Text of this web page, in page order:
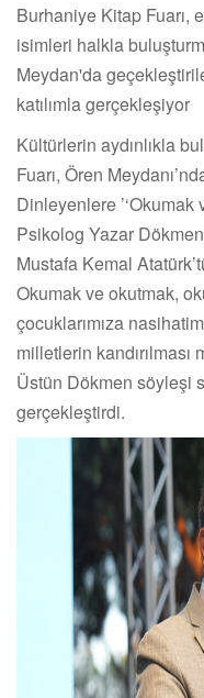
Burhaniye Kitap Fuarı,
isimleri halkla
Meydan'da
katılımla gerçekleşiyor
Kültürlerin aydınlıkla
Fuarı, Ören
Dinleyenlere ‘’Okumak
Psikolog Yazar
Mustafa Kemal Atatürk’
Okumak ve okutmak,
çocuklarımıza
milletlerin kandırılması
Üstün Dökmen söyleşi
gerçekleştirdi.